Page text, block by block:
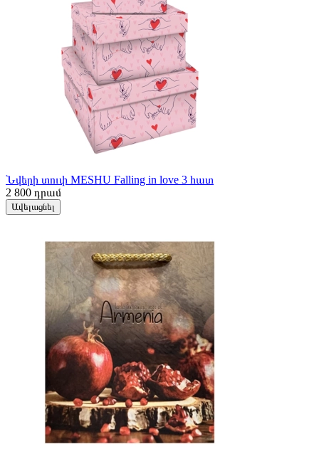
Նվերի տուփ MESHU Falling in love 3 հատ
2 800 դրամ
Ավելացնել